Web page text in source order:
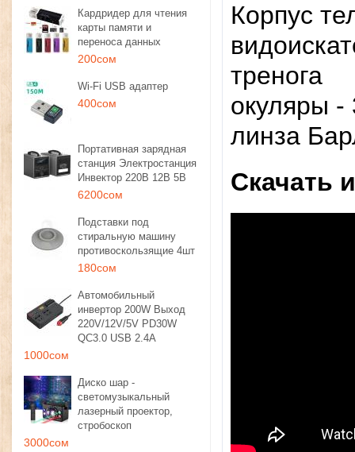
Кардридер для чтения
карты памяти и
переноса данных
200сом
Wi-Fi USB адаптер
400сом
Портативная зарядная
станция Электростанция
Инвектор 220В 12В 5В
6200сом
Подставки под
стиральную машину
противоскользящие 4шт
180сом
Автомобильный
инвертор 200W Выход
220V/12V/5V PD30W
QC3.0 USB 2.4A
1000сом
Диско шар -
светомузыкальный
лазерный проектор,
стробоскоп
3000сом
Корпус
тренога
окуляры -
линза
Скачать